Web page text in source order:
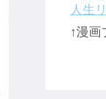
人生
↑漫画